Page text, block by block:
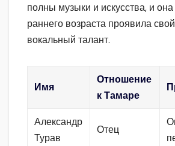
полны музыки и искусства, и
раннего возраста проявила
вокальный талант.
Имя
Отношение
к Тамаре
Александр
Турав
Отец